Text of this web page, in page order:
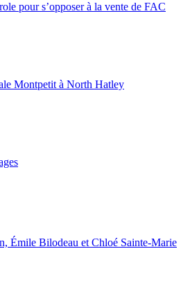
pour s’opposer à la vente de FAC
Montpetit à North Hatley
Émile Bilodeau et Chloé Sainte-Marie